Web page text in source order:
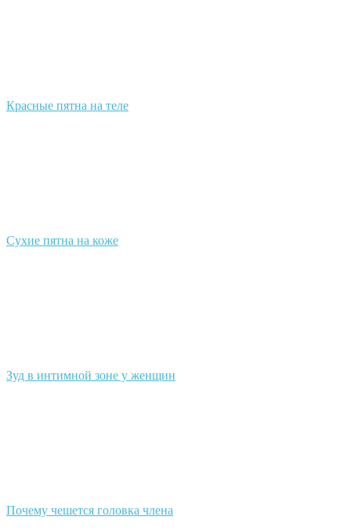
Красные пятна на теле
Сухие пятна на коже
Зуд в интимной зоне у женщин
Почему чешется головка члена